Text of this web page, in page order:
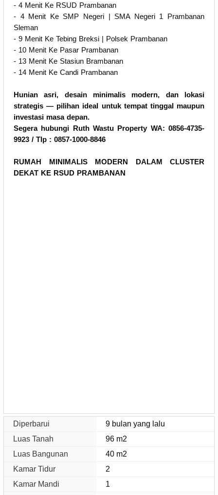
- 4 Menit Ke RSUD Prambanan
- 4 Menit Ke SMP Negeri | SMA Negeri 1 Prambanan
Sleman
- 9 Menit Ke Tebing Breksi | Polsek Prambanan
- 10 Menit Ke Pasar Prambanan
- 13 Menit Ke Stasiun Brambanan
- 14 Menit Ke Candi Prambanan
Hunian asri, desain minimalis modern, dan lokasi
strategis — pilihan ideal untuk tempat tinggal maupun
investasi masa depan.
Segera hubungi Ruth Wastu Property WA: 0856-4735-
9923 / Tlp : 0857-1000-8846
RUMAH MINIMALIS MODERN DALAM CLUSTER
DEKAT KE RSUD PRAMBANAN
Diperbarui
9 bulan yang lalu
Luas Tanah
96 m2
Luas Bangunan
40 m2
Kamar Tidur
2
Kamar Mandi
1